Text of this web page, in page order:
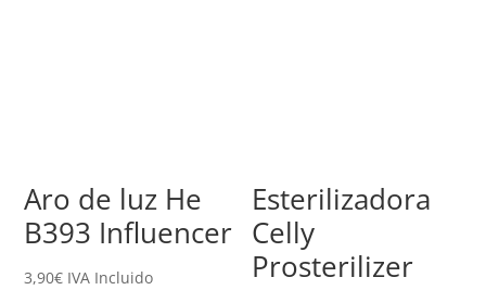
Aro de luz He
B393 Influencer
3,90€ IVA Incluido
Esterilizadora
Celly
Prosterilizer